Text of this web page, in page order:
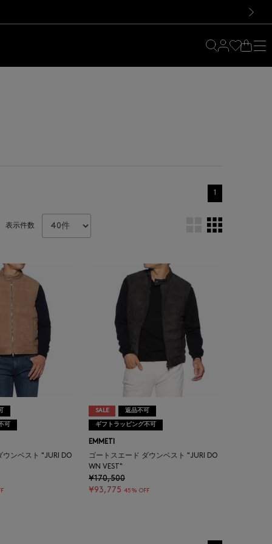
1
表示件数
可
ウンベスト "JURI DO
SALE 返品不可
ギフトラッピング不可
EMMETI
ゴートスエード ダウンベスト "JURI DO
WN VEST"
¥170,500
¥93,775 45% OFF